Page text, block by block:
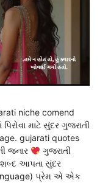
niche comend
માટે સુંદર ગુજરાતી
gujarati quotes
જનાર
ગુજરાતી
આપતા સુંદર
પ્રેમ એ એક